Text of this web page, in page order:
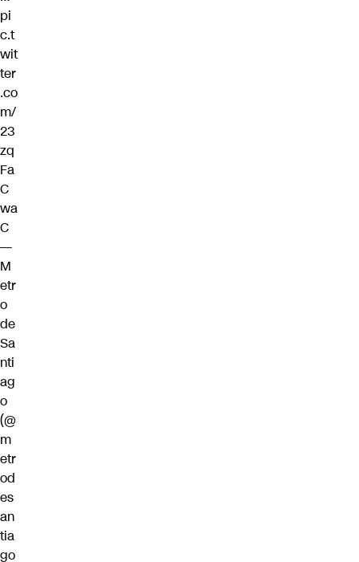
pi
c.t
wit
ter
.co
m/
23
zq
Fa
C
wa
C
—
M
etr
o
de
Sa
nti
ag
o
(@
m
etr
od
es
an
tia
go